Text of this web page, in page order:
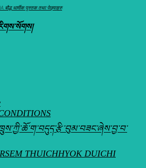
धार्मीक पुस्तक तथा पेछ्याहरु
THUICHHYOK DUICHI